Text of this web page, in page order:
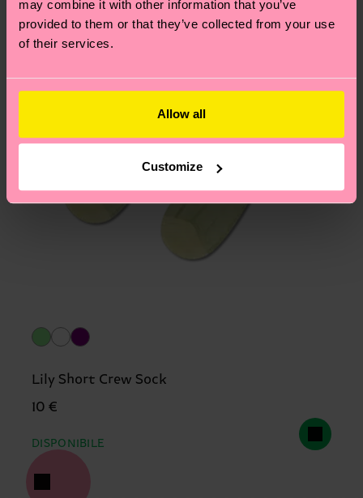
may combine it with other information that you’ve
provided to them or that they’ve collected from your use
of their services.
Allow all
Customize
Lily Short Crew Sock
10 €
DISPONIBILE